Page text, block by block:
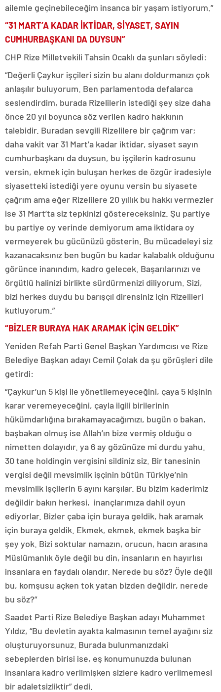
ailemle geçinebileceğim insanca bir yaşam istiyorum.”
“31 MART’A KADAR İKTİDAR, SİYASET, SAYIN
CUMHURBAŞKANI DA DUYSUN”
CHP Rize Milletvekili Tahsin Ocaklı da şunları söyledi:
“Değerli Çaykur işçileri sizin bu alanı doldurmanızı çok
anlaşılır buluyorum. Ben parlamentoda defalarca
seslendirdim, burada Rizelilerin istediği şey size daha
önce 20 yıl boyunca söz verilen kadro hakkının
talebidir. Buradan sevgili Rizelilere bir çağrım var;
daha vakit var 31 Mart’a kadar iktidar, siyaset sayın
cumhurbaşkanı da duysun, bu işçilerin kadrosunu
versin, ekmek için buluşan herkes de özgür iradesiyle
siyasetteki istediği yere oyunu versin bu siyasete
çağrım ama eğer Rizelilere 20 yıllık bu hakkı vermezler
ise 31 Mart’ta siz tepkinizi göstereceksiniz. Şu partiye
bu partiye oy verinde demiyorum ama iktidara oy
vermeyerek bu gücünüzü gösterin. Bu mücadeleyi siz
kazanacaksınız ben bugün bu kadar kalabalık olduğunu
görünce inanındım, kadro gelecek. Başarılarınızı ve
örgütlü halinizi birlikte sürdürmenizi diliyorum. Sizi,
bizi herkes duydu bu barışçıl dirensiniz için Rizelileri
kutluyorum.”
“BİZLER BURAYA HAK ARAMAK İÇİN GELDİK”
Yeniden Refah Parti Genel Başkan Yardımcısı ve Rize
Belediye Başkan adayı Cemil Çolak da şu görüşleri dile
getirdi:
“Çaykur’un 5 kişi ile yönetilemeyeceğini, çaya 5 kişinin
karar veremeyeceğini, çayla ilgili birilerinin
hükümdarlığına bırakamayacağımızı, bugün o bakan,
başbakan olmuş ise Allah’ın bize vermiş olduğu o
nimetten dolayıdır. ya 6 ay gözünüze mi durdu yahu.
30 tane holdingin vergisini sildiniz siz. Bir tanesinin
vergisi değil mevsimlik işçinin bütün Türkiye’nin
mevsimlik işçilerin 6 ayını karşılar. Bu bizim kaderimiz
değildir bakın herkesi, inançlarımıza dahil oyun
ediyorlar. Bizler çaba için buraya geldik, hak aramak
için buraya geldik. Ekmek, ekmek, ekmek başka bir
şey yok. Bizi soktular namazın, orucun, hacın arasına
Müslümanlık öyle değil bu din, insanların en hayırlısı
insanlara en faydalı olandır. Nerede bu söz? Öyle değil
bu, komşusu açken tok yatan bizden değildir, nerede
bu söz?”
Saadet Parti Rize Belediye Başkan adayı Muhammet
Yıldız, “Bu devletin ayakta kalmasının temel ayağını siz
oluşturuyorsunuz. Burada bulunmanızdaki
sebeplerden birisi ise, eş konumunuzda bulunan
insanlara kadro verilmişken sizlere kadro verilmemesi
bir adaletsizliktir” dedi.